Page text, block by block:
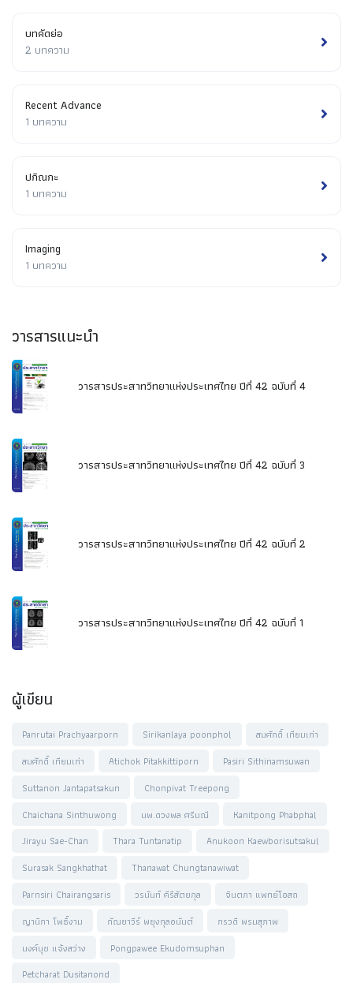
บทคัดย่อ
2 บทความ
Recent Advance
1 บทความ
ปกิณกะ
1 บทความ
Imaging
1 บทความ
วารสารแนะนำ
วารสารประสาทวิทยาแห่งประเทศไทย ปีที่ 42 ฉบับที่ 4
วารสารประสาทวิทยาแห่งประเทศไทย ปีที่ 42 ฉบับที่ 3
วารสารประสาทวิทยาแห่งประเทศไทย ปีที่ 42 ฉบับที่ 2
วารสารประสาทวิทยาแห่งประเทศไทย ปีที่ 42 ฉบับที่ 1
ผู้เขียน
Panrutai Prachyaarporn Sirikanlaya poonphol
สมศักดิ์ เทียมเก่า
สมศักดิ์ เทียมเก่า
Atichok Pitakkittiporn
Pasiri Sithinamsuwan
Suttanon Jantapatsakun
Chonpivat Treepong
Chaichana Sinthuwong
นพ.ดวงพล ศรีมณี
Kanitpong Phabphal
Jirayu Sae-Chan
Thara Tuntanatip
Anukoon Kaewborisutsakul
Surasak Sangkhathat
Thanawat Chungtanawiwat
Parnsiri Chairangsaris
วรนันท์ คีรีสัตยกุล
จินตภา แพทย์โอสถ
ญานิกา โพธิ์งาม
กัณยาวีร์ พยุงกุลอนันต์
กรวดี พรมสุภาพ
นงค์นุช แจ้งสว่าง
Pongpawee Ekudomsuphan
Petcharat Dusitanond